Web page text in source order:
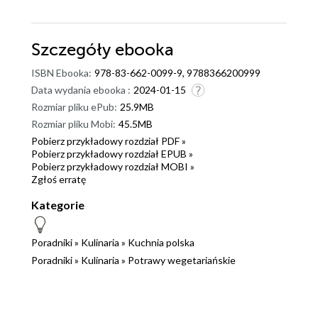
Szczegóły ebooka
ISBN Ebooka: 978-83-662-0099-9, 9788366200999
Data wydania ebooka : 2024-01-15
Rozmiar pliku ePub: 25.9MB
Rozmiar pliku Mobi: 45.5MB
Pobierz przykładowy rozdział PDF »
Pobierz przykładowy rozdział EPUB »
Pobierz przykładowy rozdział MOBI »
Zgłoś erratę
Kategorie
Poradniki» Kulinaria » Kuchnia polska
Poradniki» Kulinaria » Potrawy wegetariańskie